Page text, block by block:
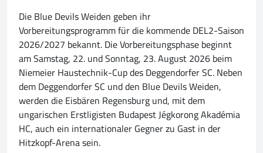
Die Blue Devils Weiden geben ihr
Vorbereitungsprogramm für die kommende DEL2-Saison
2026/2027 bekannt. Die Vorbereitungsphase beginnt
am Samstag, 22. und Sonntag, 23. August 2026 beim
Niemeier Haustechnik-Cup des Deggendorfer SC. Neben
dem Deggendorfer SC und den Blue Devils Weiden,
werden die Eisbären Regensburg und, mit dem
ungarischen Erstligisten Budapest Jégkorong Akadémia
HC, auch ein internationaler Gegner zu Gast in der
Hitzkopf-Arena sein.